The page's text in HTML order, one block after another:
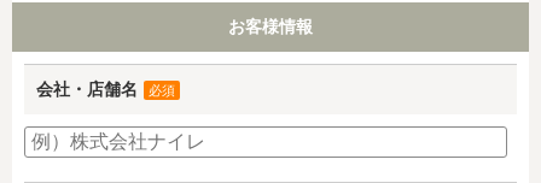
お客様情報
会社・店舗名 必須